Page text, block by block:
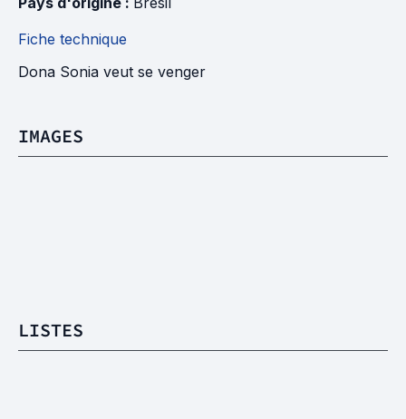
Fiche technique
Dona Sonia veut se venger
IMAGES
LISTES